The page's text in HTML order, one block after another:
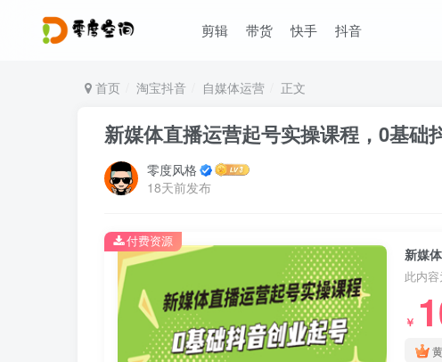
剪辑 带货 快手 抖音
首页 淘宝抖音 自媒体运营 正文
新媒体直播运营起号实操课程，0基
零度风格
18天前发布
此内
￥
付费资源